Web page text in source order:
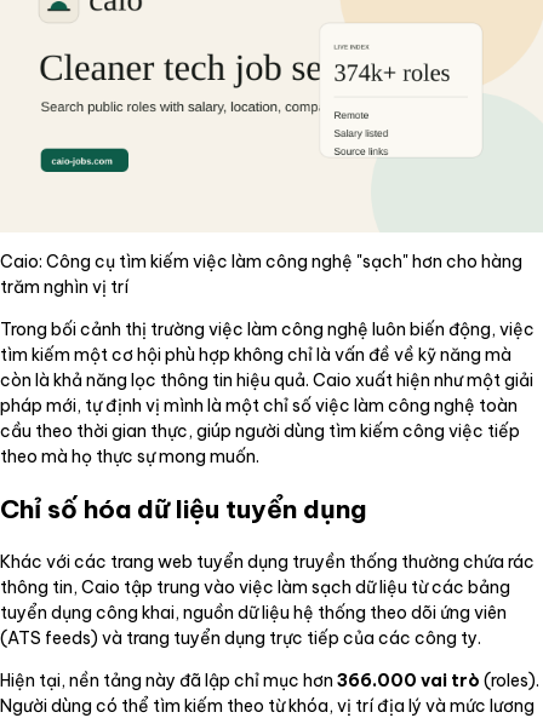
Caio: Công cụ tìm kiếm việc làm công nghệ "sạch" hơn cho hàng
trăm nghìn vị trí
Trong bối cảnh thị trường việc làm công nghệ luôn biến động, việc
tìm kiếm một cơ hội phù hợp không chỉ là vấn đề về kỹ năng mà
còn là khả năng lọc thông tin hiệu quả. Caio xuất hiện như một giải
pháp mới, tự định vị mình là một chỉ số việc làm công nghệ toàn
cầu theo thời gian thực, giúp người dùng tìm kiếm công việc tiếp
theo mà họ thực sự mong muốn.
Chỉ số hóa dữ liệu tuyển dụng
Khác với các trang web tuyển dụng truyền thống thường chứa rác
thông tin, Caio tập trung vào việc làm sạch dữ liệu từ các bảng
tuyển dụng công khai, nguồn dữ liệu hệ thống theo dõi ứng viên
(ATS feeds) và trang tuyển dụng trực tiếp của các công ty.
Hiện tại, nền tảng này đã lập chỉ mục hơn 366.000 vai trò (roles).
Người dùng có thể tìm kiếm theo từ khóa, vị trí địa lý và mức lương